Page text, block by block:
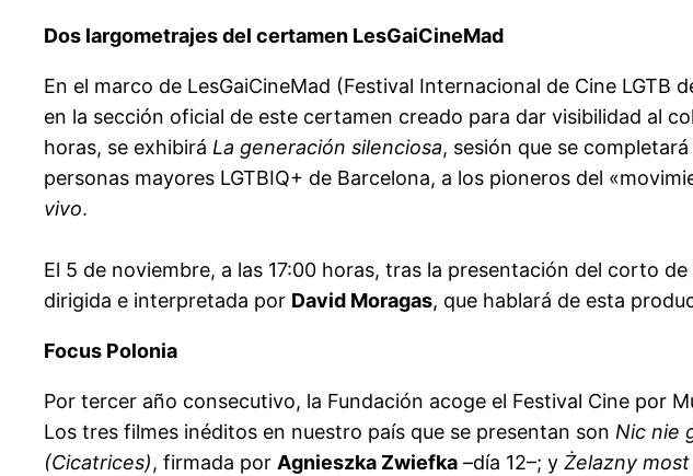
Dos largometrajes del certamen LesGaiCineMad
En el marco de LesGaiCineMad (Festival Internacional de Cine
en la sección oficial de este certamen creado para dar visibilidad al
horas, se exhibirá La generación silenciosa, sesión que se
personas mayores LGTBIQ+ de Barcelona, a los pioneros del
vivo.
El 5 de noviembre, a las 17:00 horas, tras la presentación del corto de
dirigida e interpretada por David Moragas, que hablará de esta
Focus Polonia
Por tercer año consecutivo, la Fundación acoge el Festival Cine por
Los tres filmes inéditos en nuestro país que se presentan son Nic nie
(Cicatrices), firmada por Agnieszka Zwiefka –día 12–; y Żelazny